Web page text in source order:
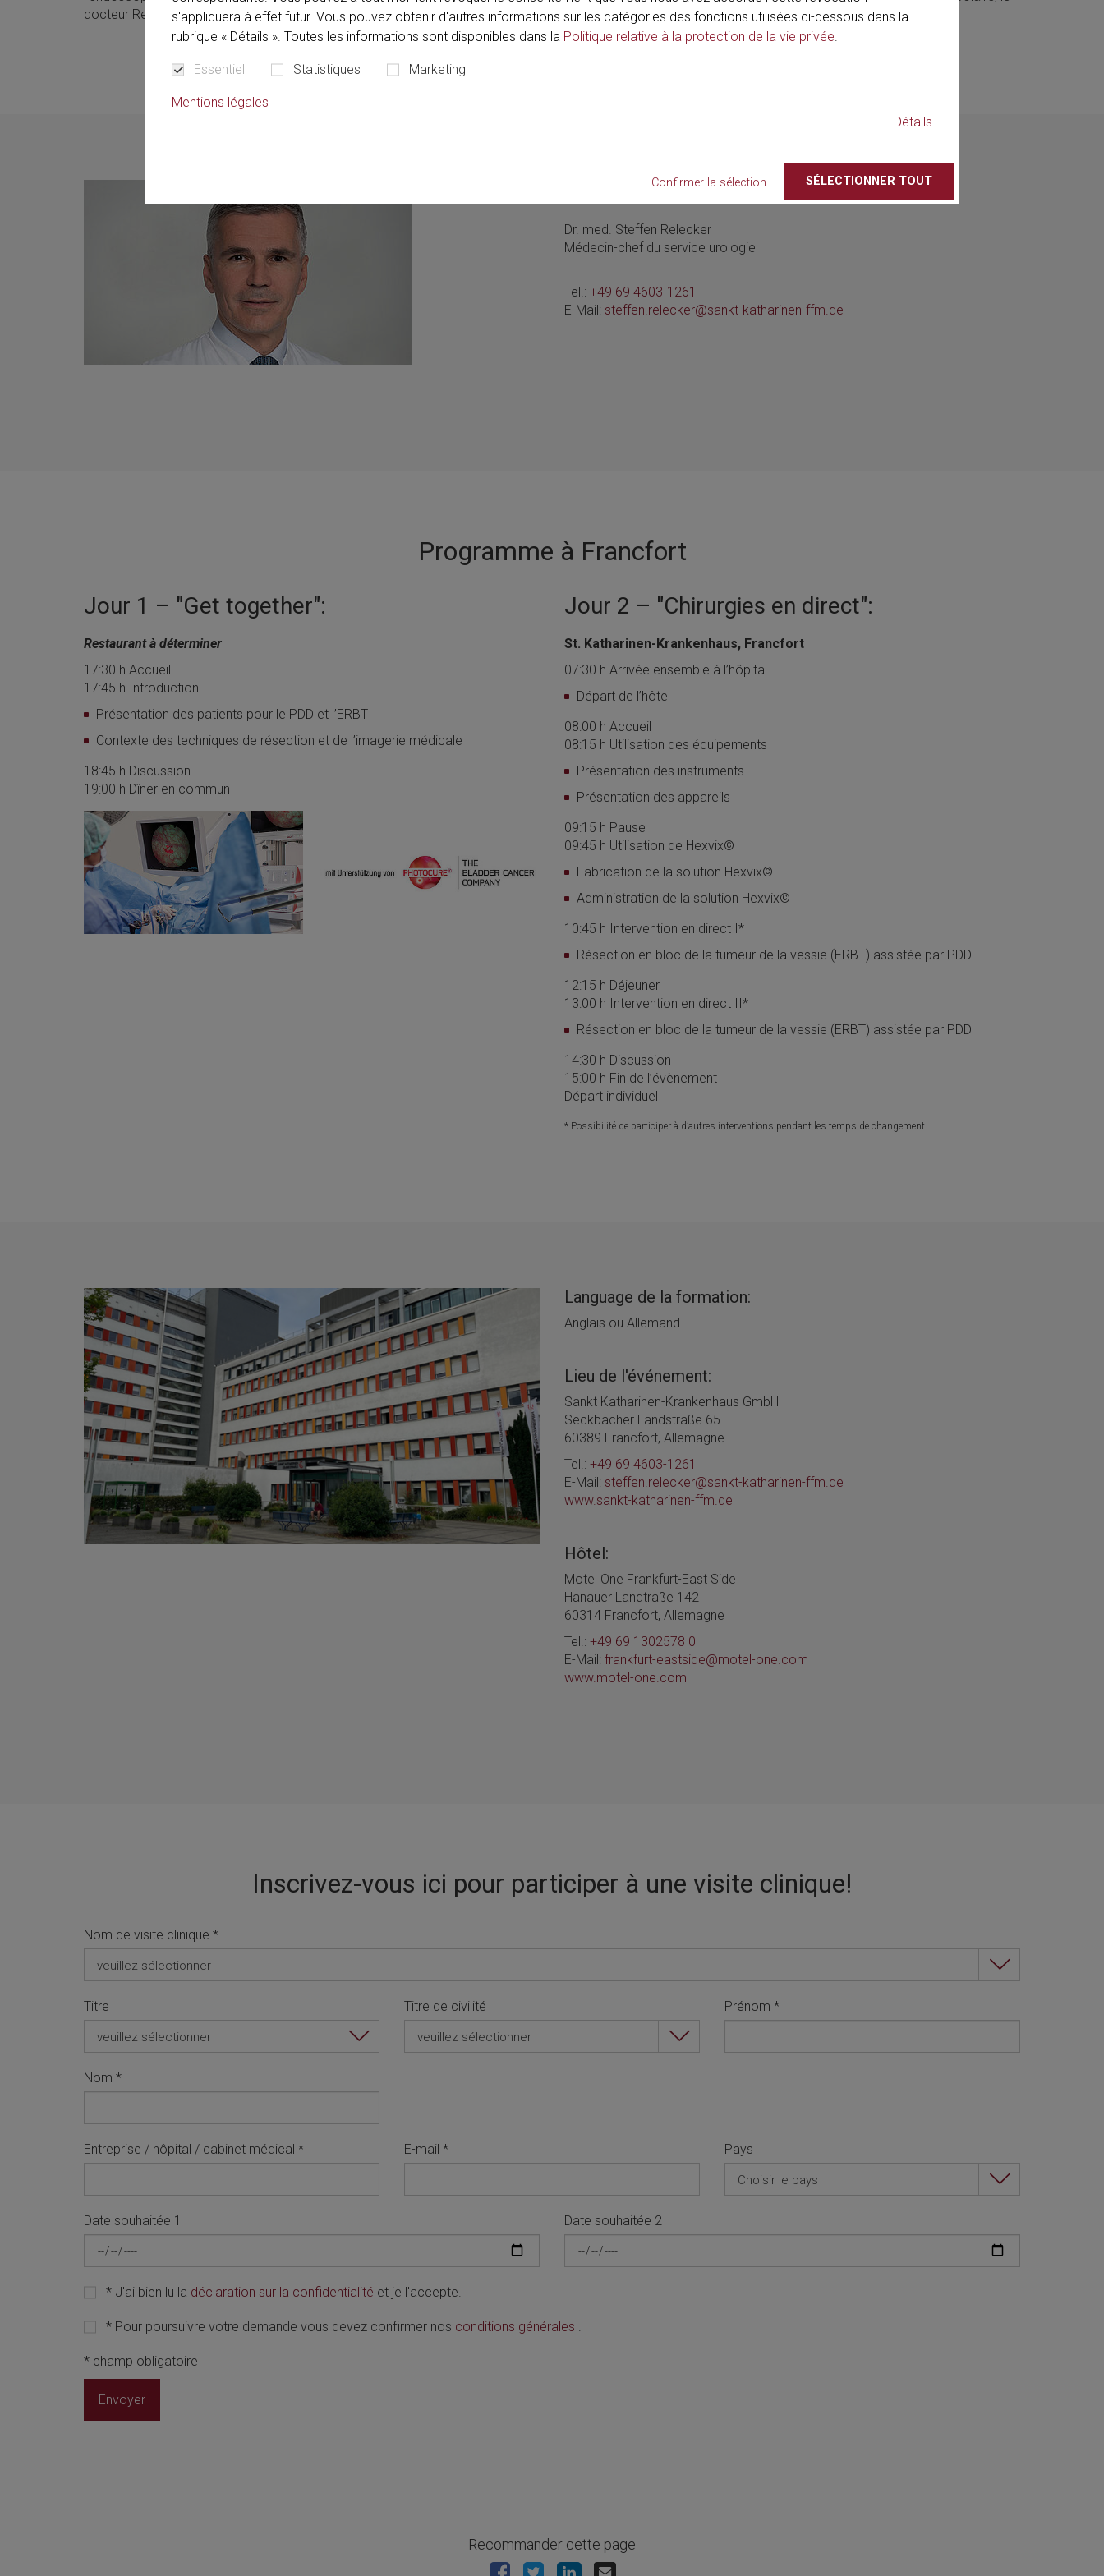
s'appliquera à effet futur. Vous pouvez obtenir d'autres informations sur les catégories des fonctions utilisées ci-dessous dans la
rubrique « Détails ». Toutes les informations sont disponibles dans la Politique relative à la protection de la vie privée.
Essentiel Statistiques Marketing
Mentions légales
Détails
Confirmer la sélection SÉLECTIONNER TOUT
docteur Relecker compte parmi les experts reconnus dans ce domaine.
Dr. med. Steffen Relecker
Médecin-chef du service urologie
Tel.: +49 69 4603-1261
E-Mail: steffen.relecker@sankt-katharinen-ffm.de
Programme à Francfort
Jour 1 – "Get together":
Restaurant à déterminer
17:30 h Accueil
17:45 h Introduction
Présentation des patients pour le PDD et l’ERBT
Contexte des techniques de résection et de l’imagerie médicale
18:45 h Discussion
19:00 h Dîner en commun
Jour 2 – "Chirurgies en direct":
St. Katharinen-Krankenhaus, Francfort
07:30 h Arrivée ensemble à l’hôpital
Départ de l’hôtel
08:00 h Accueil
08:15 h Utilisation des équipements
Présentation des instruments
Présentation des appareils
09:15 h Pause
09:45 h Utilisation de Hexvix©
Fabrication de la solution Hexvix©
Administration de la solution Hexvix©
10:45 h Intervention en direct I*
Résection en bloc de la tumeur de la vessie (ERBT) assistée par PDD
12:15 h Déjeuner
13:00 h Intervention en direct II*
Résection en bloc de la tumeur de la vessie (ERBT) assistée par PDD
14:30 h Discussion
15:00 h Fin de l’évènement
Départ individuel
* Possibilité de participer à d’autres interventions pendant les temps de changement
Language de la formation:
Anglais ou Allemand
Lieu de l'événement:
Sankt Katharinen-Krankenhaus GmbH
Seckbacher Landstraße 65
60389 Francfort, Allemagne
Tel.: +49 69 4603-1261
E-Mail: steffen.relecker@sankt-katharinen-ffm.de
www.sankt-katharinen-ffm.de
Hôtel:
Motel One Frankfurt-East Side
Hanauer Landtraße 142
60314 Francfort, Allemagne
Tel.: +49 69 1302578 0
E-Mail: frankfurt-eastside@motel-one.com
www.motel-one.com
Inscrivez-vous ici pour participer à une visite clinique!
Nom de visite clinique *
veuillez sélectionner
Titre
veuillez sélectionner
Titre de civilité
veuillez sélectionner
Prénom *
Nom *
Entreprise / hôpital / cabinet médical * E-mail * Pays
Choisir le pays
Date souhaitée 1 Date souhaitée 2
* J'ai bien lu la déclaration sur la confidentialité et je l'accepte.
* Pour poursuivre votre demande vous devez confirmer nos conditions générales
* champ obligatoire
Envoyer
Recommander cette page